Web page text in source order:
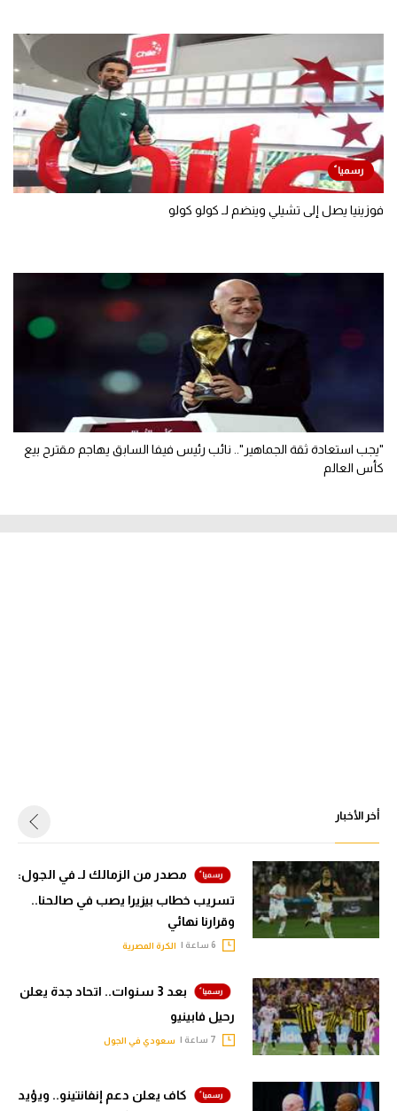
فوزينيا يصل إلى تشيلي وينضم لـ كولو كولو
"يجب استعادة ثقة الجماهير".. نائب رئيس فيفا السابق يهاجم مقترح بيع
كأس العالم
أخر الأخبار
مصدر من الزمالك لـ في الجول:
تسريب خطاب بيزيرا يصب في صالحنا..
وقرارنا نهائي
الكرة المصرية
بعد 3 سنوات.. اتحاد جدة يعلن
رحيل فابينيو
سعودي في الجول
كاف يعلن دعم إنفانتينو.. ويؤيد